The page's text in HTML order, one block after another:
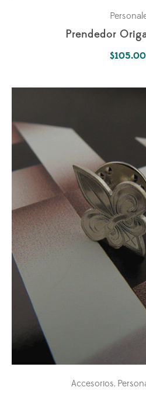
Prendedor
$
Accesorios,